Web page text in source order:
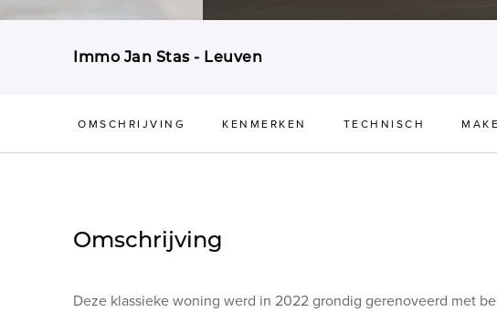
Immo Jan Stas - Leuven
OMSCHRIJVING KENMERKEN TECHNISCH
Omschrijving
Deze klassieke woning werd in 2022 grondig gerenoveerd met